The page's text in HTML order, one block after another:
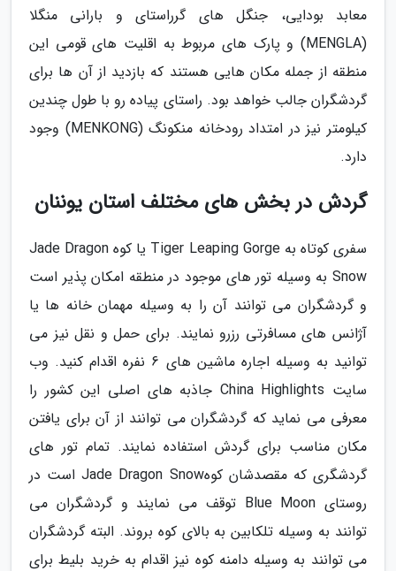
معابد بودایی، جنگل های گرراستای و بارانی منگلا
(MENGLA) و پارک های مربوط به اقلیت های قومی این
منطقه از جمله مکان هایی هستند که بازدید از آن ها برای
گردشگران جالب خواهد بود. راستای پیاده رو با طول چندین
کیلومتر نیز در امتداد رودخانه منکونگ (MENKONG) وجود
دارد.
گردش در بخش های مختلف استان یوننان
سفری کوتاه به Tiger Leaping Gorge یا کوه Jade Dragon
Snow به وسیله تور های موجود در منطقه امکان پذیر است
و گردشگران می توانند آن را به وسیله مهمان خانه ها یا
آژانس های مسافرتی رزرو نمایند. برای حمل و نقل نیز می
توانید به وسیله اجاره ماشین های 6 نفره اقدام کنید. وب
سایت China Highlights جاذبه های اصلی این کشور را
معرفی می نماید که گردشگران می توانند از آن برای یافتن
مکان مناسب برای گردش استفاده نمایند. تمام تور های
گردشگری که مقصدشان کوهJade Dragon Snow است در
روستای Blue Moon توقف می نمایند و گردشگران می
توانند به وسیله تلکابین به بالای کوه بروند. البته گردشگران
می توانند به وسیله دامنه کوه نیز اقدام به خرید بلیط برای